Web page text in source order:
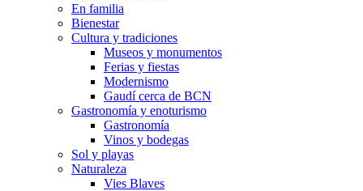
En familia
Bienestar
Cultura y tradiciones
Museos y monumentos
Ferias y fiestas
Modernismo
Gaudí cerca de BCN
Gastronomía y enoturismo
Gastronomía
Vinos y bodegas
Sol y playas
Naturaleza
Vies Blaves